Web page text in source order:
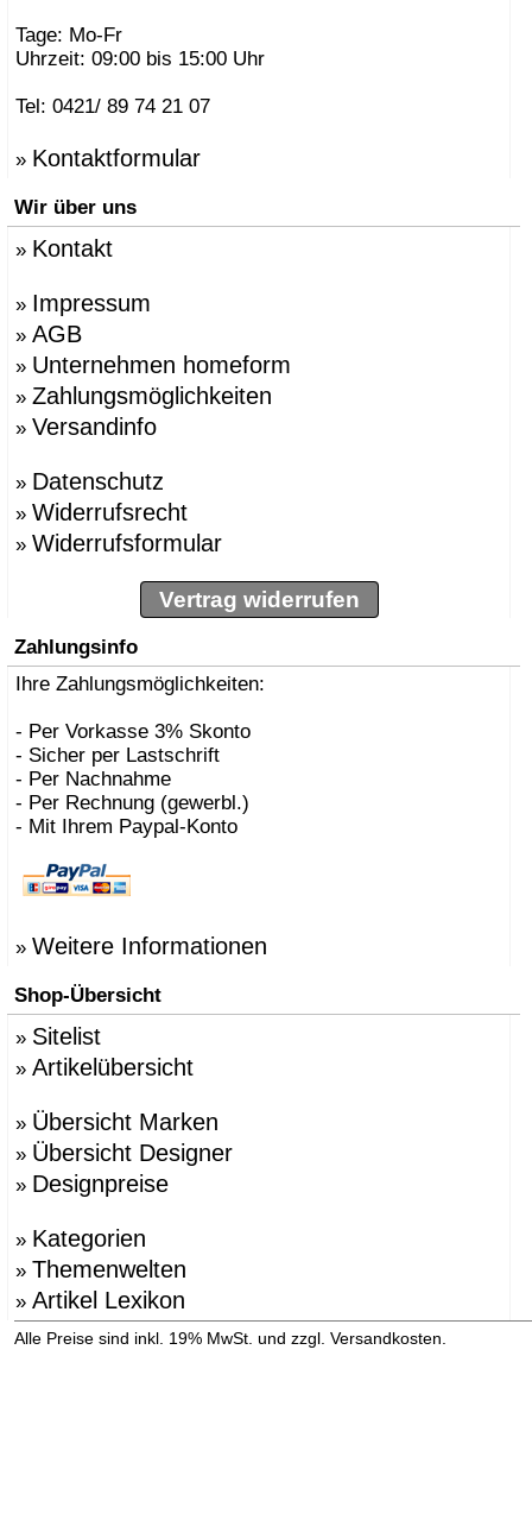
Tage: Mo-Fr
Uhrzeit: 09:00 bis 15:00 Uhr
Tel: 0421/ 89 74 21 07
» Kontaktformular
Wir über uns
» Kontakt
» Impressum
» AGB
» Unternehmen homeform
» Zahlungsmöglichkeiten
» Versandinfo
» Datenschutz
» Widerrufsrecht
» Widerrufsformular
Vertrag widerrufen
Zahlungsinfo
Ihre Zahlungsmöglichkeiten:
- Per Vorkasse 3% Skonto
- Sicher per Lastschrift
- Per Nachnahme
- Per Rechnung (gewerbl.)
- Mit Ihrem Paypal-Konto
» Weitere Informationen
Shop-Übersicht
» Sitelist
» Artikelübersicht
» Übersicht Marken
» Übersicht Designer
» Designpreise
» Kategorien
» Themenwelten
» Artikel Lexikon
Alle Preise sind inkl. 19% MwSt. und zzgl. Versandkosten.